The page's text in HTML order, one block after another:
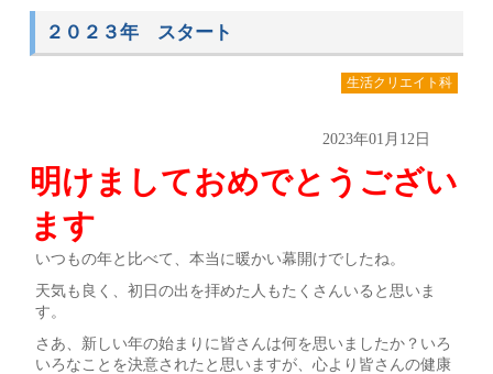
２０２３年 スタート
生活クリエイト科
2023年01月12日
明けましておめでとうござい
ます
いつもの年と比べて、本当に暖かい幕開けでしたね。
天気も良く、初日の出を拝めた人もたくさんいると思いま
す。
さあ、新しい年の始まりに皆さんは何を思いましたか？いろ
いろなことを決意されたと思いますが、心より皆さんの健康